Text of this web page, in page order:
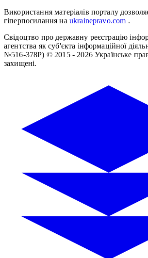
Використання матеріалів порталу
гіперпосилання на ukrainepravo.com .
Свідоцтво про державну реєстрацію
агентства як суб'єкта інформаційної
№516-378Р) © 2015 - 2026 Українське
захищені.